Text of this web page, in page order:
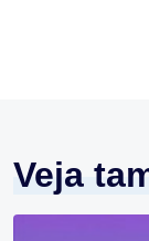
Veja